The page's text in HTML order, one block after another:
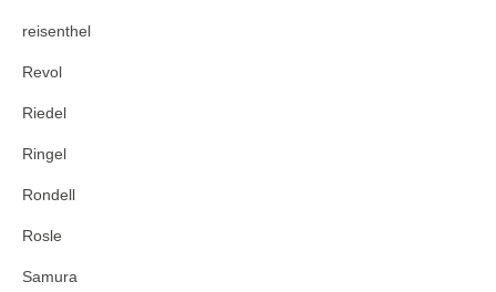
reisenthel
Revol
Riedel
Ringel
Rondell
Rosle
Samura